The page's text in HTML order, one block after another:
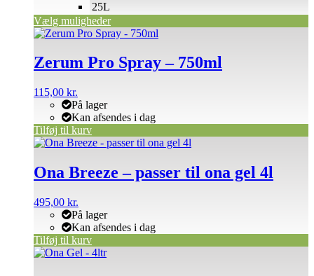
Vælg muligheder
25L
Zerum Pro Spray – 750ml
115,00 kr.
På lager
Kan afsendes i dag
Tilføj til kurv
Ona Breeze – passer til ona gel 4l
495,00 kr.
På lager
Kan afsendes i dag
Tilføj til kurv